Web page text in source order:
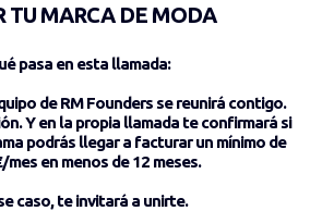
TU MARCA DE MODA
pasa en esta llamada:
de RM Founders se reunirá contigo.
Y en la propia llamada te confirmará si
podrás llegar a facturar un mínimo de
mes en menos de 12 meses.
caso, te invitará a unirte.